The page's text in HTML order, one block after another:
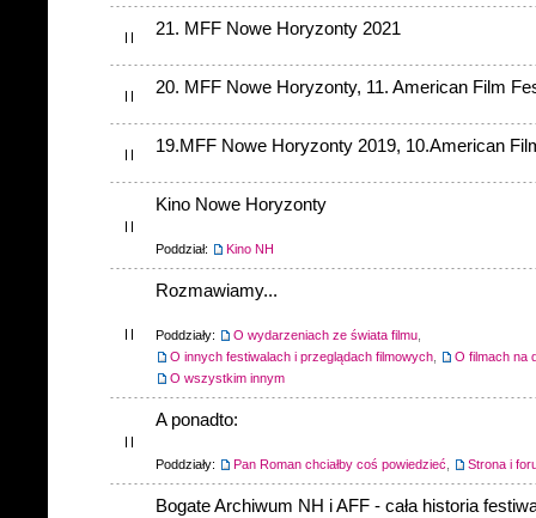
21. MFF Nowe Horyzonty 2021
20. MFF Nowe Horyzonty, 11. American Film
19.MFF Nowe Horyzonty 2019, 10.American
Kino Nowe Horyzonty
Poddział: Kino NH
Rozmawiamy...
Poddziały: O wydarzeniach ze świata filmu
O innych festiwalach i przeglądach filmowych
O filmach na
O wszystkim innym
A ponadto:
Poddziały: Pan Roman chciałby coś powiedzieć Strona i
Bogate Archiwum NH i AFF - cała historia